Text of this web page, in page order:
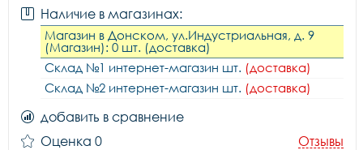
Наличие в магазинах:
Магазин в Донском, ул.Индустриальная, д. 9
(Магазин): 0 шт. (доставка)
Склад №1 интернет-магазин шт. (доставка)
Склад №2 интернет-магазин шт. (доставка)
добавить в сравнение
Оценка 0
Отзывы